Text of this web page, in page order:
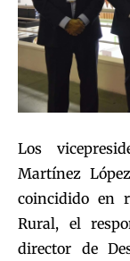
Los
Martínez
coincidido en
Rural, el
director de